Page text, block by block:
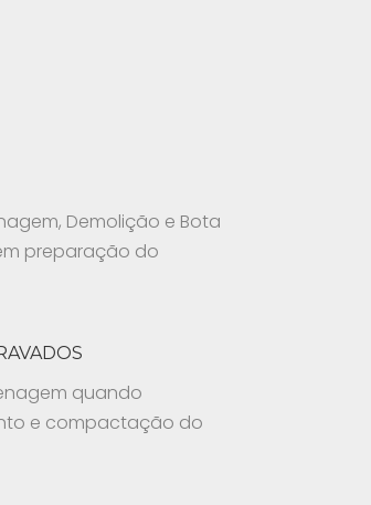
Demolição e Bota
preparação do
quando
e compactação do